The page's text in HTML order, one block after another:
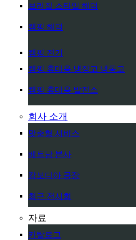
브라질 스타일 해먹
캠핑 해먹
캠핑 전기
캠핑 휴대용 냉장고 냉동고
캠핑 휴대용 발전소
회사 소개
맞춤형 서비스
베트남 본사
캄보디아 공장
최근 전시회
자료
카탈로그